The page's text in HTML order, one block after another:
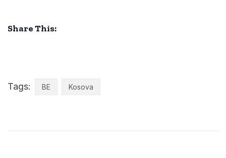
Share This:
Tags: BE Kosova